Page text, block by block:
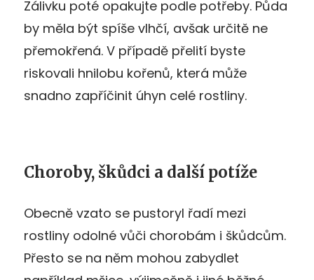
Zálivku poté opakujte podle potřeby. Půda
by měla být spíše vlhčí, avšak určitě ne
přemokřená. V případě přelití byste
riskovali hnilobu kořenů, která může
snadno zapříčinit úhyn celé rostliny.
Choroby, škůdci a další potíže
Obecně vzato se pustoryl řadí mezi
rostliny odolné vůči chorobám i škůdcům.
Přesto se na něm mohou zabydlet